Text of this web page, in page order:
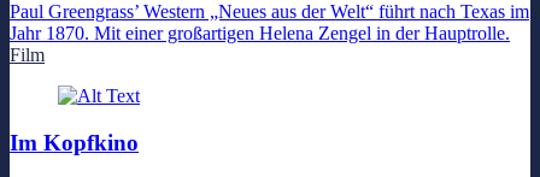
Paul Greengrass’ Western „Neues aus der Welt“ führt nach Texas im
Jahr 1870. Mit einer großartigen Helena Zengel in der Hauptrolle.
Film
Im Kopfkino